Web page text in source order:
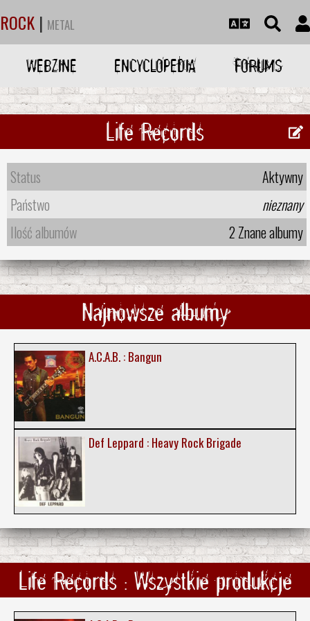
ROCK | METAL
WEBZINE ENCYCLOPEDIA FORUMS
Life Records
Status
Aktywny
Państwo
nieznany
Ilość albumów
2 Znane albumy
Najnowsze albumy
A.C.A.B. : Bangun
Def Leppard : Heavy Rock Brigade
Life Records : Wszystkie produkcje